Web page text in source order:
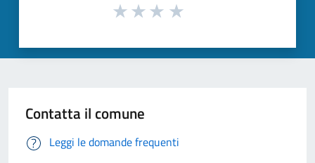
Contatta il comune
Leggi le domande frequenti